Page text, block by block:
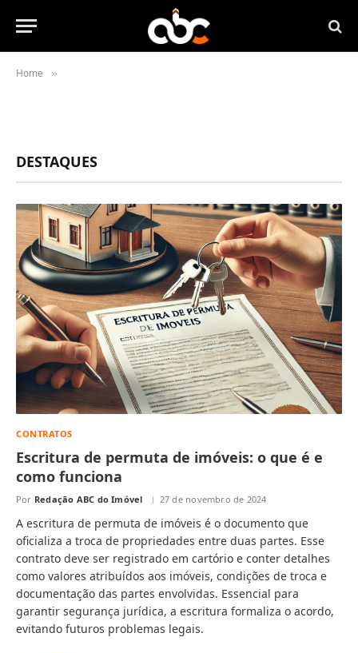
Home »
DESTAQUES
CONTRATOS
Escritura de permuta de imóveis: o que é e
como funciona
Por Redação ABC do Imóvel 27 de novembro de 2024
A escritura de permuta de imóveis é o documento que
oficializa a troca de propriedades entre duas partes. Esse
contrato deve ser registrado em cartório e conter detalhes
como valores atribuídos aos imóveis, condições de troca e
documentação das partes envolvidas. Essencial para
garantir segurança jurídica, a escritura formaliza o acordo,
evitando futuros problemas legais.